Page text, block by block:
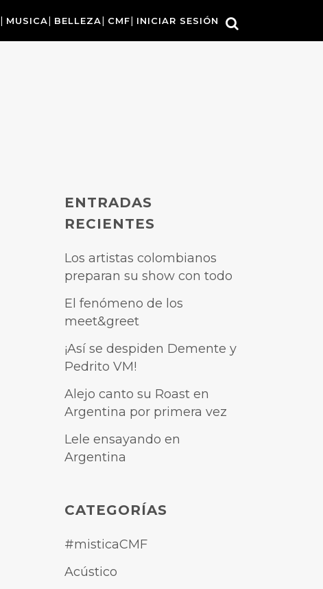
MUSICA BELLEZA CMF INICIAR SESIÓN
ENTRADAS
RECIENTES
Los artistas colombianos
preparan su show con todo
El fenómeno de los
meet&greet
¡Así se despiden Demente y
Pedrito VM!
Alejo canto su Roast en
Argentina por primera vez
Lele ensayando en
Argentina
CATEGORÍAS
#misticaCMF
Acústico